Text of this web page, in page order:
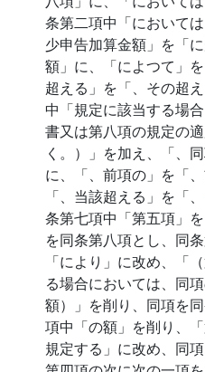
条第二項中「において
少申告加算金額」を「
額」に、「によつて」
超える」を「、その超
中「規定に該当する場
書又は第八項の規定の
く。）」を加え、「、
に、「、前項の」を「
「、当該超える」を「
条第七項中「第五項」
を同条第八項とし、同
「により」に改め、「
る場合においては、同
額）」を削り、同項を
項中「の額」を削り、
規定する」に改め、同